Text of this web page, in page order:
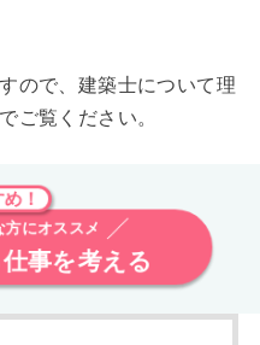
ので、建築士について理
ご覧ください。
め！
方にオススメ
事を考える